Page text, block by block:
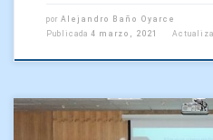
por Alejandro Baño Oyarce
Publicada 4 marzo, 2021